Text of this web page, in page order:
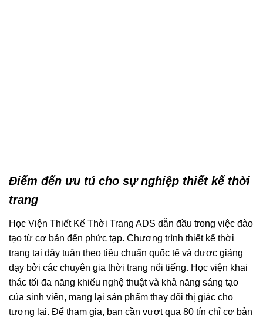
Điểm đến ưu tú cho sự nghiệp thiết kế thời
trang
Học Viện Thiết Kế Thời Trang ADS dẫn đầu trong việc đào
tạo từ cơ bản đến phức tạp. Chương trình thiết kế thời
trang tại đây tuân theo tiêu chuẩn quốc tế và được giảng
dạy bởi các chuyên gia thời trang nổi tiếng. Học viện khai
thác tối đa năng khiếu nghệ thuật và khả năng sáng tạo
của sinh viên, mang lại sản phẩm thay đổi thị giác cho
tương lai. Để tham gia, bạn cần vượt qua 80 tín chỉ cơ bản